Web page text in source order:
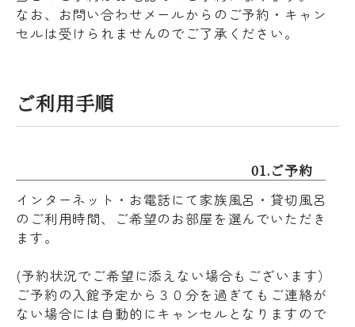
なお、お問い合わせメールからのご予約・キャン
セルは受けられませんのでご了承ください。
ご利用手順
01.ご予約
インターネット・お電話にて家族風呂・貸切風呂
のご利用時間、ご希望のお部屋を選んでいただき
ます。
(予約状況でご希望に添えない場合もございます）
ご予約の入館予定から３０分を過ぎてもご連絡が
ない場合には自動的にキャンセルとなりますので